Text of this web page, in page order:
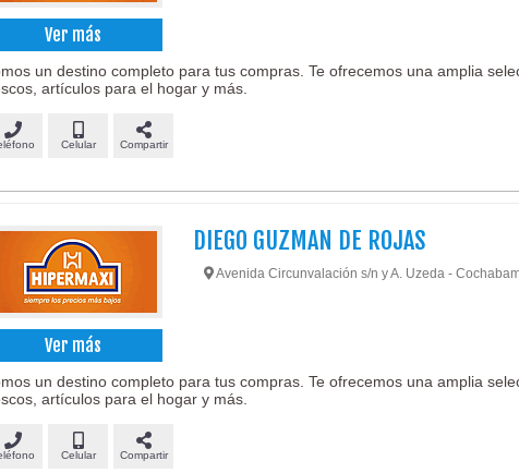
Ver más
un destino completo para tus compras. Te ofrecemos una amplia
artículos para el hogar y más.
Celular Compartir
Ver más
DIEGO GUZMAN DE ROJAS
Avenida Circunvalación s/n y A. Uzeda -
un destino completo para tus compras. Te ofrecemos una amplia
artículos para el hogar y más.
Celular Compartir